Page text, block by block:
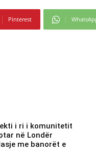
Pinterest
i ri i komunitetit
në Londër
me banorët e